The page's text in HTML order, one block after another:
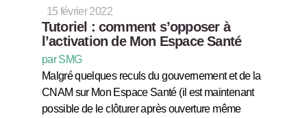
15 février 2022
Tutoriel : comment s’opposer à
l’activation de Mon Espace Santé
par SMG
Malgré quelques reculs du gouvernement et de la
CNAM sur Mon Espace Santé (il est maintenant
possible de le clôturer après ouverture même